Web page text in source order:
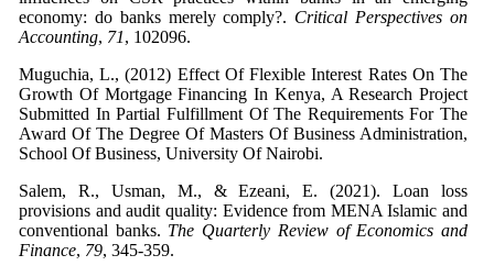
economy: do banks merely comply?. Critical Perspectives on
Accounting, 71
Muguchia, L., (2012) Effect Of Flexible Interest Rates On The
Growth Of Mortgage Financing In Kenya, A Research Project
Submitted In Partial Fulfillment Of The Requirements For The
Award Of The Degree Of Masters Of Business Administration,
School Of Business, University Of Nairobi.
Salem, R., Usman, M., & Ezeani, E. (2021). Loan loss
provisions and audit quality: Evidence from MENA Islamic and
conventional banks. The Quarterly Review of Economics and
Finance, 79